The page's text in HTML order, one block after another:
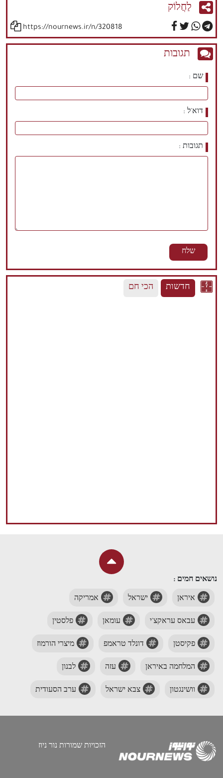
לַחֲלוֹק
https://nournews.ir/n/320818
תגובות
שם
דוא'ל
תגובות
חדשות הכי חם
נושאים חמים :
איראן ישראל אמריקה
עבאס עראקצ'י עומאן פלסטין
פקיסטן דונלד טראמפ מיצרי הורמוז
המלחמה באיראן עזה לבנון
וושינגטון צבא ישראל ערב הסעודית
הזכויות שמורות נור ניוז